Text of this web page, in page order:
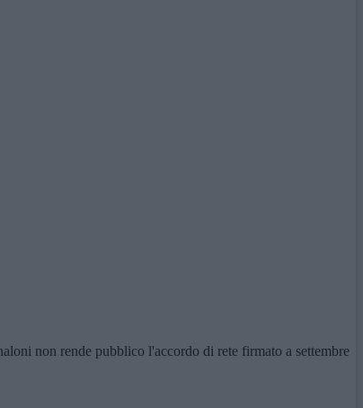
non rende pubblico l'accordo di rete firmato a settembre